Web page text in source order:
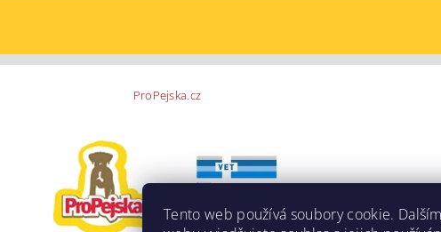
ProPejska.cz
Tento web používá soubory cookie.